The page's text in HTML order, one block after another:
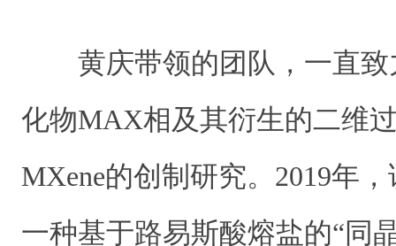
黄庆带领的团队，一直
化物MAX相及其衍生的二维
MXene的创制研究。2019年
一种基于路易斯酸熔盐的“同